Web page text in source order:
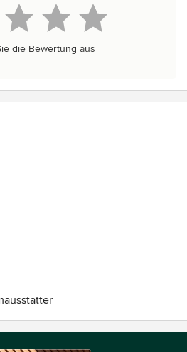
die Bewertung aus